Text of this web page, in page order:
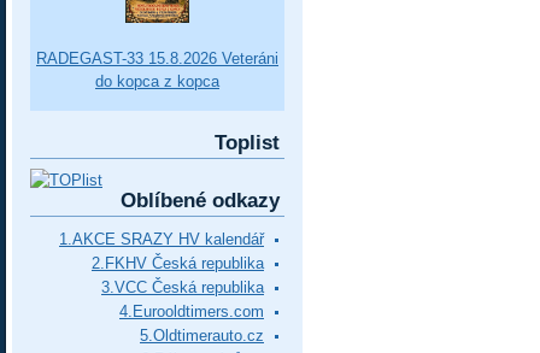
RADEGAST-33 15.8.2026 Veteráni
do kopca z kopca
Toplist
Oblíbené odkazy
1.AKCE SRAZY HV kalendář
2.FKHV Česká republika
3.VCC Česká republika
4.Eurooldtimers.com
5.Oldtimerauto.cz